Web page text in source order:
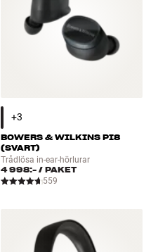
BOWERS & WILKINS PI8
(SVART)
Trådlösa in-ear-hörlurar
4 998:- / PAKET
559